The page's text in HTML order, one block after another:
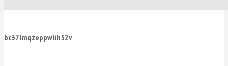
bc37lmqzeppwlih52v